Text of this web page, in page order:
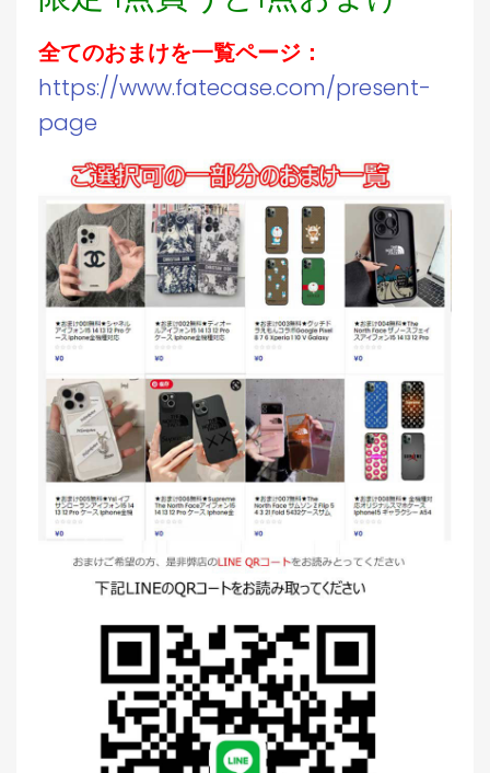
全てのおまけを一覧ページ：
https://www.fatecase.com/present-
page